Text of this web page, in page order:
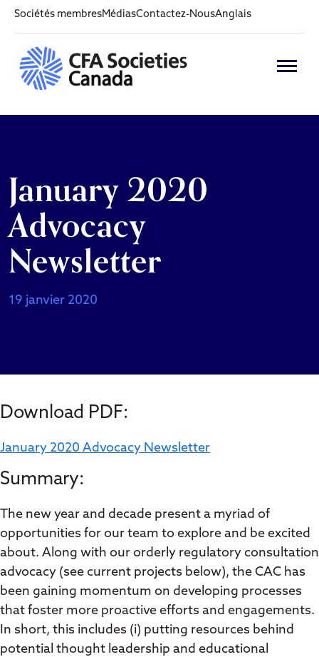
Sociétés membresMédiasContactez-NousAnglais
January 2020
Advocacy
Newsletter
19 janvier 2020
Download PDF:
January 2020 Advocacy Newsletter
Summary:
The new year and decade present a myriad of
opportunities for our team to explore and be excited
about. Along with our orderly regulatory consultation
advocacy (see current projects below), the CAC has
been gaining momentum on developing processes
that foster more proactive efforts and engagements.
In short, this includes (i) putting resources behind
potential thought leadership and educational